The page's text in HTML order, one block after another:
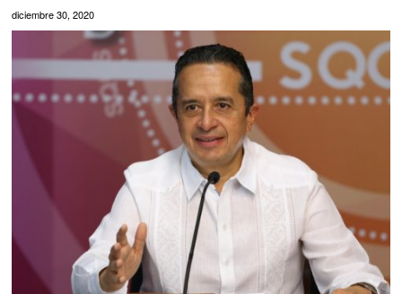
diciembre 30, 2020